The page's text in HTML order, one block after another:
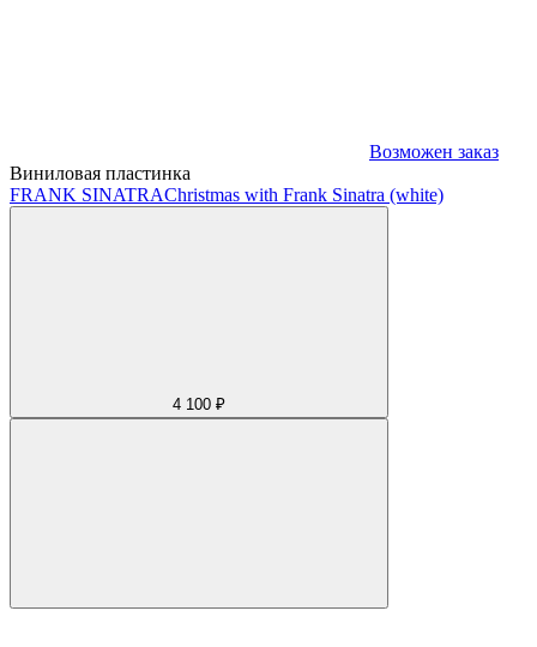
Возможен заказ
Виниловая пластинка
FRANK SINATRAChristmas with Frank Sinatra (white)
4 100 ₽